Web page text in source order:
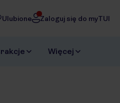
Ulubione Zaloguj się do myTUI
Więcej